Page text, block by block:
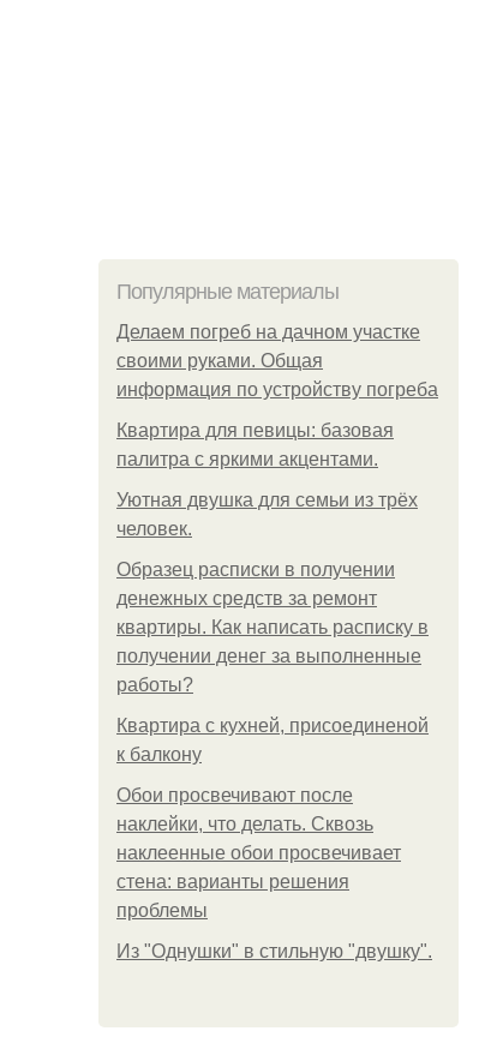
Популярные материалы
Делаем погреб на дачном участке
своими руками. Общая
информация по устройству погреба
Квартира для певицы: базовая
палитра с яркими акцентами.
Уютная двушка для семьи из трёх
человек.
Образец расписки в получении
денежных средств за ремонт
квартиры. Как написать расписку в
получении денег за выполненные
работы?
Квартира с кухней, присоединеной
к балкону
Обои просвечивают после
наклейки, что делать. Сквозь
наклеенные обои просвечивает
стена: варианты решения
проблемы
Из "Однушки" в стильную "двушку".